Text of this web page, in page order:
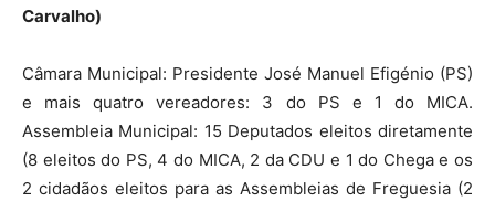
Carvalho)
Câmara Municipal: Presidente José Manuel Efigénio (PS)
e mais quatro vereadores: 3 do PS e 1 do MICA.
Assembleia Municipal: 15 Deputados eleitos diretamente
(8 eleitos do PS, 4 do MICA, 2 da CDU e 1 do Chega e os
2 cidadãos eleitos para as Assembleias de Freguesia (2